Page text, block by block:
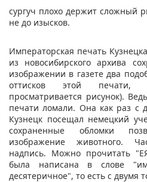
сургуч плохо держит сложный
не до изысков.
Императорская печать
из новосибирского архива
изображении в газете два
оттисков этой печати,
просматривается рисунок).
печати ломали. Она как раз с
Кузнецк посещал немецкий
сохраненные обломки
изображение животного.
надпись. Можно прочитать
была написана в слове
десятеричное", то есть с двумя